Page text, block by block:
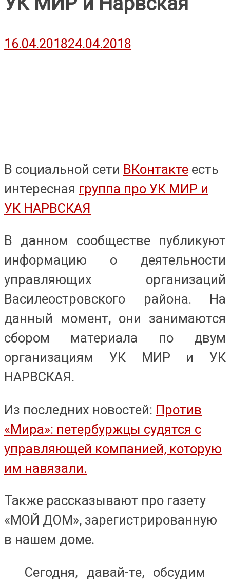
16.04.201824.04.2018
В социальной сети ВКонтакте есть
интересная группа про УК МИР и
УК НАРВСКАЯ
В данном сообществе публикуют
информацию о деятельности
управляющих организаций
Василеостровского района. На
данный момент, они занимаются
сбором материала по двум
организациям УК МИР и УК
НАРВСКАЯ.
Из последних новостей: Против
«Мира»: петербуржцы судятся с
управляющей компанией, которую
им навязали.
Также рассказывают про газету
«МОЙ ДОМ», зарегистрированную
в нашем доме.
Сегодня, давай-те, обсудим